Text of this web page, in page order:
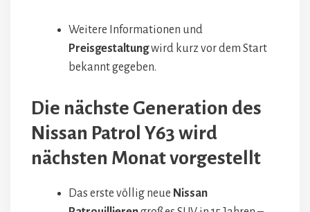
Weitere Informationen und
Preisgestaltungwird kurz vor dem Start
bekannt gegeben.
Die nächste Generation des
Nissan Patrol Y63 wird
nächsten Monat vorgestellt
Das erste völlig neue Nissan